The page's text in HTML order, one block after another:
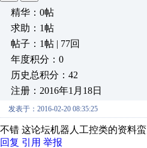
精华：0帖
求助：1帖
帖子：1帖 | 77回
年度积分：0
历史总积分：42
注册：2016年1月18日
发表于：2016-02-20 08:35:25
不错 这论坛机器人工控类的资料
回复 引用 举报